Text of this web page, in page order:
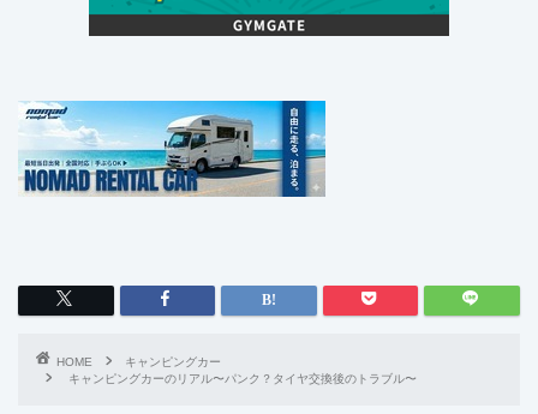
HOME
キャンピングカー
キャンピングカーのリアル〜パンク？タイヤ交換後のトラブル〜